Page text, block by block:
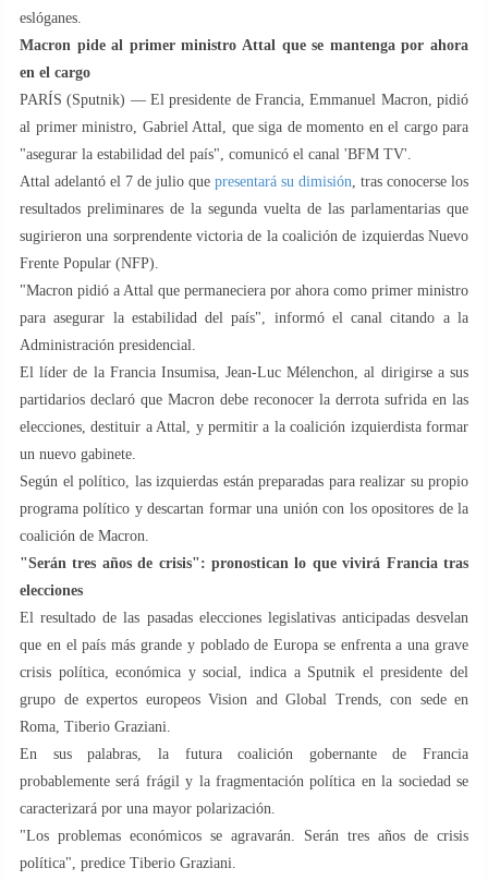
eslóganes.
Macron pide al primer ministro Attal que se mantenga por ahora
en el cargo
PARÍS (Sputnik) — El presidente de Francia, Emmanuel Macron, pidió
al primer ministro, Gabriel Attal, que siga de momento en el cargo para
"asegurar la estabilidad del país", comunicó el canal 'BFM TV'.
Attal adelantó el 7 de julio que presentará su dimisión , tras conocerse los
resultados preliminares de la segunda vuelta de las parlamentarias que
sugirieron una sorprendente victoria de la coalición de izquierdas Nuevo
Frente Popular (NFP).
"Macron pidió a Attal que permaneciera por ahora como primer ministro
para asegurar la estabilidad del país", informó el canal citando a la
Administración presidencial.
El líder de la Francia Insumisa, Jean-Luc Mélenchon, al dirigirse a sus
partidarios declaró que Macron debe reconocer la derrota sufrida en las
elecciones, destituir a Attal, y permitir a la coalición izquierdista formar
un nuevo gabinete.
Según el político, las izquierdas están preparadas para realizar su propio
programa político y descartan formar una unión con los opositores de la
coalición de Macron.
"Serán tres años de crisis": pronostican lo que vivirá Francia tras
elecciones
El resultado de las pasadas elecciones legislativas anticipadas desvelan
que en el país más grande y poblado de Europa se enfrenta a una grave
crisis política, económica y social, indica a Sputnik el presidente del
grupo de expertos europeos Vision and Global Trends, con sede en
Roma, Tiberio Graziani.
En sus palabras, la futura coalición gobernante de Francia
probablemente será frágil y la fragmentación política en la sociedad se
caracterizará por una mayor polarización.
"Los problemas económicos se agravarán. Serán tres años de crisis
política", predice Tiberio Graziani.